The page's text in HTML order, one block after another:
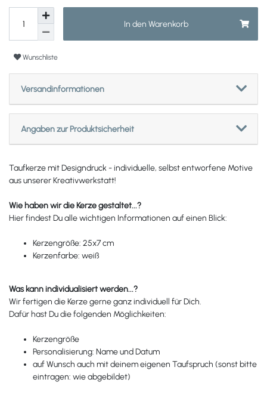
In den Warenkorb
Wunschliste
Versandinformationen
Angaben zur Produktsicherheit
Taufkerze mit Designdruck - individuelle, selbst entworfene Motive
aus unserer Kreativwerkstatt!
Wie haben wir die Kerze gestaltet...?
Hier findest Du alle wichtigen Informationen auf einen Blick:
Kerzengröße: 25x7 cm
Kerzenfarbe: weiß
Was kann individualisiert werden...?
Wir fertigen die Kerze gerne ganz individuell für Dich.
Dafür hast Du die folgenden Möglichkeiten:
Kerzengröße
Personalisierung: Name und Datum
auf Wunsch auch mit deinem eigenen Taufspruch (sonst bitte
eintragen: wie abgebildet)